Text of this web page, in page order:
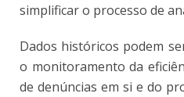
simplificar o processo de
Dados históricos podem
o monitoramento da
de denúncias em si e do